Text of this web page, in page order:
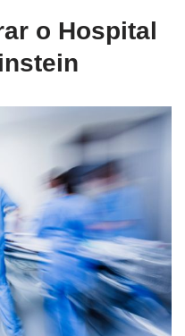
o Hospital